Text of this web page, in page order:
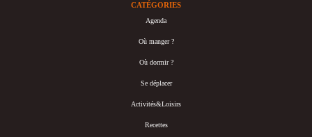
CATÉGORIES
Agenda
Où manger ?
Où dormir ?
Se déplacer
Activités&Loisirs
Recettes